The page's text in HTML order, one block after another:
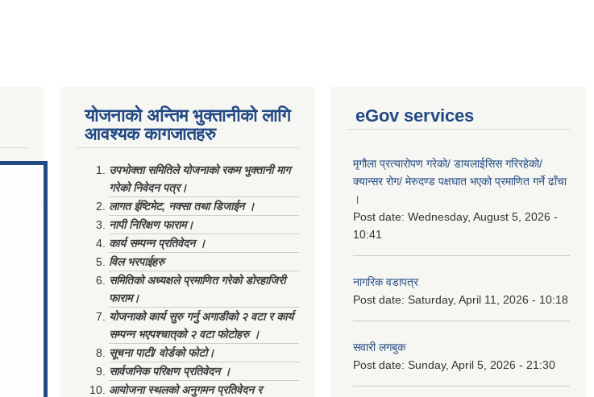
योजनाको अन्तिम भुक्तानीको लागि
आवश्यक कागजातहरु
उपभोक्ता समितिले योजनाको रकम भुक्तानी माग
गरेको निवेदन पत्र।
लागत ईष्टिमेट, नक्सा तथा डिजाईन ।
नापी निरिक्षण फाराम।
कार्य सम्पन्न प्रतिवेदन ।
विल भरपाईहरु
समितिको अध्यक्षले प्रमाणित गरेको डोरहाजिरी
फाराम।
योजनाको कार्य सुरु गर्नु अगाडीको २ वटा र कार्य
सम्पन्न भएपश्चात्‌को २ वटा फोटोहरु ।
सूचना पाटी/ वोर्डको फोटो।
सार्वजनिक परिक्षण प्रतिवेदन ।
आयोजना स्थलको अनुगमन प्रतिवेदन र
eGov services
मृगौला प्रत्यारोपण गरेको/ डायलाईसिस गरिरहेको/
क्यान्सर रोग/ मेरुदण्ड पक्षघात भएको प्रमाणित गर्ने ढाँचा
।
Post date: Wednesday, August 5, 2026 -
10:41
नागरिक वडापत्र
Post date: Saturday, April 11, 2026 - 10:18
सवारी लगबुक
Post date: Sunday, April 5, 2026 - 21:30